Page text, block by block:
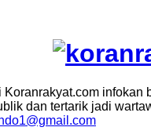
Koranrakyat.com
dan tertarik jadi